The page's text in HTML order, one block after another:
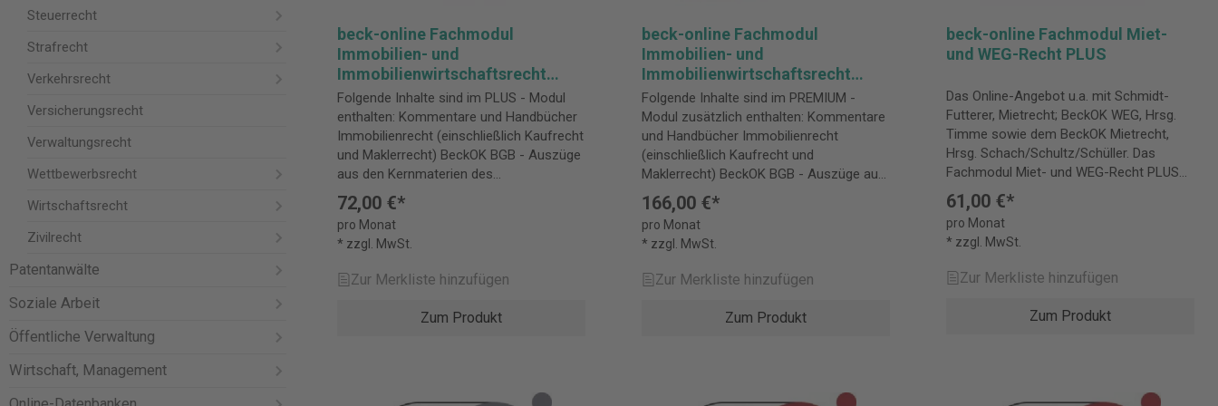
Steuerrecht
Strafrecht
Verkehrsrecht
Versicherungsrecht
Verwaltungsrecht
Wettbewerbsrecht
Wirtschaftsrecht
Zivilrecht
Patentanwälte
Soziale Arbeit
Öffentliche Verwaltung
Wirtschaft, Management
kundenservice@beck.de
kundenservice@beck.de
beck-online Fachmodul
Immobilien- und
Immobilienwirtschaftsrecht
PLUS
Folgende Inhalte sind im PLUS - Modul
enthalten: Kommentare und Handbücher
Immobilienrecht (einschließlich Kaufrecht
und Maklerrecht) BeckOK BGB - Auszüge
aus den Kernmaterien des
Immobilienrechts: Kaufrecht,
Werkvertrags-, Bauvertrags-, Architekten-
und Maklervertragsrecht, Sachenrecht,
ErbbauR, GWEG, Mietrecht
Grziwotz/Lüke/Saller, Praxishandbuch
Nachbarrecht Jauernig, Kommentar zum
Immobilienrecht in der Gestaltungspraxis
Gewerbeimmobilien (RWS Verlag)
72,00 €*
pro Monat
* zzgl. MwSt.
Zur Merkliste hinzufügen
Zum Produkt
beck-online Fachmodul
Immobilien- und
Immobilienwirtschaftsrecht
PREMIUM
Folgende Inhalte sind im PREMIUM -
Modul zusätzlich enthalten: Kommentare
und Handbücher Immobilienrecht
(einschließlich Kaufrecht und
Maklerrecht) BeckOK BGB - Auszüge aus
den Kernmaterien des Immobilienrechts:
Kaufrecht, Werkvertrags-, Bauvertrags-,
Architekten- und Maklervertragsrecht,
Sachenrecht, ErbbauR, GWEG, Mietrecht
Guhling/Günter, Gewerberaummiete
Meyer, Handbuch
Schäfer/Conzen, Praxishandbuch
166,00 €*
pro Monat
* zzgl. MwSt.
Zur Merkliste hinzufügen
Zum Produkt
beck-online Fachmodul Miet-
und WEG-Recht PLUS
Das Online-Angebot u.a. mit Schmidt-
Futterer, Mietrecht; BeckOK WEG, Hrsg.
Timme sowie dem BeckOK Mietrecht,
Hrsg. Schach/Schultz/Schüller. Das
Fachmodul Miet- und WEG-Recht PLUS
bietet Ihnen diese und weitere Werke
online aufbereitet und voll zitierfähig.
Dazu umfangreiche Rechtsprechung und
sorgfältig aktualisierte Gesetzestexte.
Folgende Inhalte sind im PLUS-Modul
enthalten: Kommentare und Handbücher
BeckOK Mietrecht, Hrsg.
630 h, HeizkostenV, BetrKV, WärmeLV,
61,00 €*
pro Monat
* zzgl. MwSt.
Zur Merkliste hinzufügen
Zum Produkt